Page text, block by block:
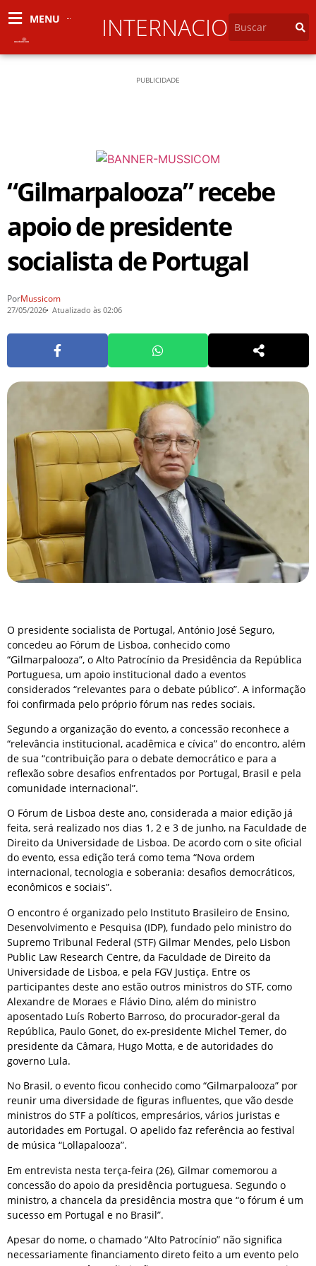
MENU INTERNACIONAL
PUBLICIDADE
“Gilmarpalooza” recebe
apoio de presidente
socialista de Portugal
PorMussicom
27/05/2026 Atualizado às 02:06
O presidente socialista de Portugal, António José Seguro,
concedeu ao Fórum de Lisboa, conhecido como
“Gilmarpalooza”, o Alto Patrocínio da Presidência da República
Portuguesa, um apoio institucional dado a eventos
considerados “relevantes para o debate público”. A informação
foi confirmada pelo próprio fórum nas redes sociais.
Segundo a organização do evento, a concessão reconhece a
“relevância institucional, acadêmica e cívica” do encontro, além
de sua “contribuição para o debate democrático e para a
reflexão sobre desafios enfrentados por Portugal, Brasil e pela
comunidade internacional”.
O Fórum de Lisboa deste ano, considerada a maior edição já
feita, será realizado nos dias 1, 2 e 3 de junho, na Faculdade de
Direito da Universidade de Lisboa. De acordo com o site oficial
do evento, essa edição terá como tema “Nova ordem
internacional, tecnologia e soberania: desafios democráticos,
econômicos e sociais”.
O encontro é organizado pelo Instituto Brasileiro de Ensino,
Desenvolvimento e Pesquisa (IDP), fundado pelo ministro do
Supremo Tribunal Federal (STF) Gilmar Mendes, pelo Lisbon
Public Law Research Centre, da Faculdade de Direito da
Universidade de Lisboa, e pela FGV Justiça. Entre os
participantes deste ano estão outros ministros do STF, como
Alexandre de Moraes e Flávio Dino, além do ministro
aposentado Luís Roberto Barroso, do procurador-geral da
República, Paulo Gonet, do ex-presidente Michel Temer, do
presidente da Câmara, Hugo Motta, e de autoridades do
governo Lula.
No Brasil, o evento ficou conhecido como “Gilmarpalooza” por
reunir uma diversidade de figuras influentes, que vão desde
ministros do STF a políticos, empresários, vários juristas e
autoridades em Portugal. O apelido faz referência ao festival
de música “Lollapalooza”.
Em entrevista nesta terça-feira (26), Gilmar comemorou a
concessão do apoio da presidência portuguesa. Segundo o
ministro, a chancela da presidência mostra que “o fórum é um
sucesso em Portugal e no Brasil”.
Apesar do nome, o chamado “Alto Patrocínio” não significa
necessariamente financiamento direto feito a um evento pelo